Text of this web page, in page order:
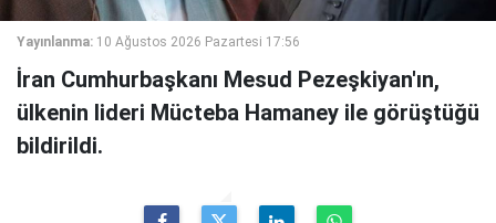
Yayınlanma: 10 Ağustos 2026 Pazartesi 17:56
İran Cumhurbaşkanı Mesud Pezeşkiyan'ın,
ülkenin lideri Mücteba Hamaney ile görüştüğü
bildirildi.